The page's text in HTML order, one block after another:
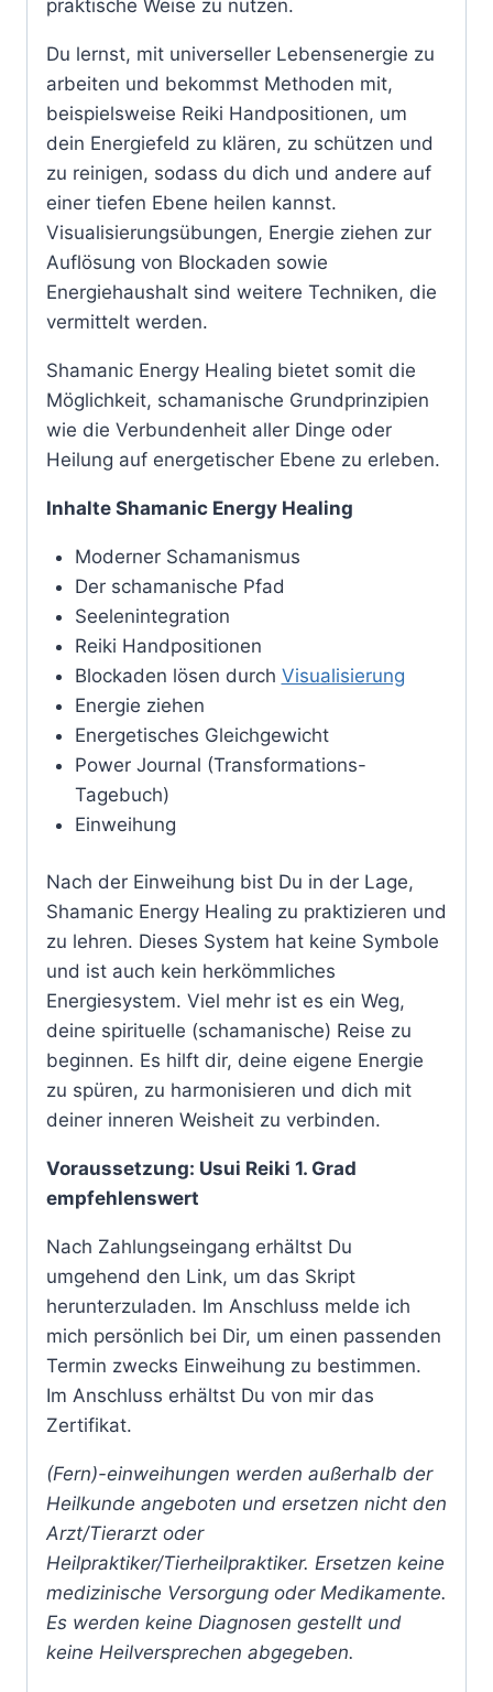
praktische Weise zu nutzen.
Du lernst, mit universeller Lebensenergie zu
arbeiten und bekommst Methoden mit,
beispielsweise Reiki Handpositionen, um
dein Energiefeld zu klären, zu schützen und
zu reinigen, sodass du dich und andere auf
einer tiefen Ebene heilen kannst.
Visualisierungsübungen, Energie ziehen zur
Auflösung von Blockaden sowie
Energiehaushalt sind weitere Techniken, die
vermittelt werden.
Shamanic Energy Healing bietet somit die
Möglichkeit, schamanische Grundprinzipien
wie die Verbundenheit aller Dinge oder
Heilung auf energetischer Ebene zu erleben.
Inhalte Shamanic Energy Healing
Moderner Schamanismus
Der schamanische Pfad
Seelenintegration
Reiki Handpositionen
Blockaden lösen durch Visualisierung
Energie ziehen
Energetisches Gleichgewicht
Power Journal (Transformations-
Tagebuch)
Einweihung
Nach der Einweihung bist Du in der Lage,
Shamanic Energy Healing zu praktizieren und
zu lehren. Dieses System hat keine Symbole
und ist auch kein herkömmliches
Energiesystem. Viel mehr ist es ein Weg,
deine spirituelle (schamanische) Reise zu
beginnen. Es hilft dir, deine eigene Energie
zu spüren, zu harmonisieren und dich mit
deiner inneren Weisheit zu verbinden.
Voraussetzung: Usui Reiki 1. Grad
empfehlenswert
Nach Zahlungseingang erhältst Du
umgehend den Link, um das Skript
herunterzuladen. Im Anschluss melde ich
mich persönlich bei Dir, um einen passenden
Termin zwecks Einweihung zu bestimmen.
Im Anschluss erhältst Du von mir das
Zertifikat.
(Fern)-einweihungen werden außerhalb der
Heilkunde angeboten und ersetzen nicht den
Arzt/Tierarzt oder
Heilpraktiker/Tierheilpraktiker. Ersetzen keine
medizinische Versorgung oder Medikamente.
Es werden keine Diagnosen gestellt und
keine Heilversprechen abgegeben.